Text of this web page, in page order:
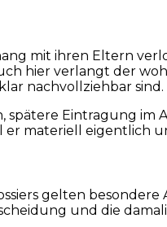
mit ihren Eltern
hier verlangt der
nachvollziehbar sind.
spätere Eintragung im
materiell eigentlich
gelten besondere
und die